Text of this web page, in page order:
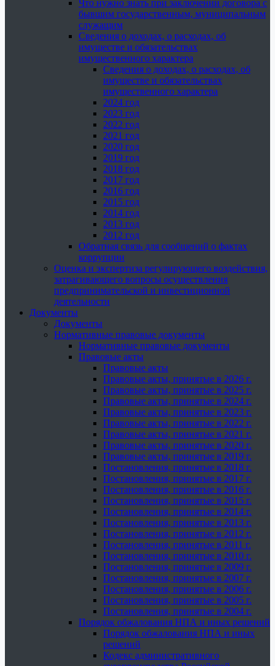
Что нужно знать при заключении договора с
бывшим государственным, муниципальным
служащим
Сведения о доходах, о расходах, об
имуществе и обязательствах
имущественного характера
Сведения о доходах, о расходах, об
имуществе и обязательствах
имущественного характера
2024 год
2023 год
2022 год
2021 год
2020 год
2019 год
2018 год
2017 год
2016 год
2015 год
2014 год
2013 год
2012 год
Обратная связь для сообщений о фактах
коррупции
Оценка и экспертиза регулирующего воздействия,
затрагивающего вопросы осуществления
предпринимательской и инвестиционной
деятельности
Документы
Документы
Нормативные правовые документы
Нормативные правовые документы
Правовые акты
Правовые акты
Правовые акты, принятые в 2026 г.
Правовые акты, принятые в 2025 г.
Правовые акты, принятые в 2024 г.
Правовые акты, принятые в 2023 г.
Правовые акты, принятые в 2022 г.
Правовые акты, принятые в 2021 г.
Правовые акты, принятые в 2020 г.
Правовые акты, принятые в 2019 г.
Постановления, принятые в 2018 г.
Постановления, принятые в 2017 г.
Постановления, принятые в 2016 г.
Постановления, принятые в 2015 г.
Постановления, принятые в 2014 г.
Постановления, принятые в 2013 г.
Постановления, принятые в 2012 г.
Постановления, принятые в 2011 г.
Постановления, принятые в 2010 г.
Постановления, принятые в 2009 г.
Постановления, принятые в 2007 г.
Постановления, принятые в 2006 г.
Постановления, принятые в 2005 г.
Постановления, принятые в 2004 г.
Порядок обжалования НПА и иных решений
Порядок обжалования НПА и иных
решений
Кодекс административного